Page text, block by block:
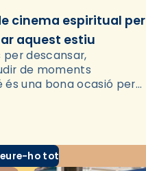
cinema espiritual per
aquest estiu
per descansar,
de moments
una bona ocasió per
sobre les…
ho tot